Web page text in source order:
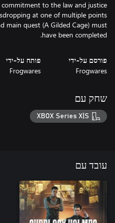
at one of multiple points
main quest (A Gilded Cage) must
have been completed.
פורסם על-ידי
Frogwares
פותח על-ידי
Frogwares
שחק עם
XBOX Series X|S
עובד עם